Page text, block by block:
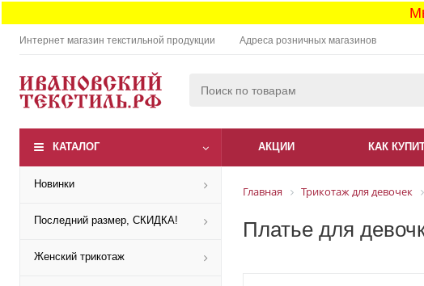
Интернет магазин текстильной продукции Адреса розничных магазинов
КАТАЛОГ АКЦИИ КАК
Новинки
Последний размер, СКИДКА!
Женский трикотаж
Главная Трикотаж для девочек
Платье для